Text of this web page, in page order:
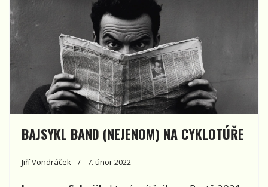
BAJSYKL BAND (NEJENOM) NA CYKLOTÚŘE
Jiří Vondráček 7. únor 2022